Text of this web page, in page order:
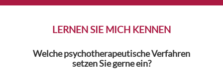
LERNEN SIE MICH KENNEN
Welche psychotherapeutische Verfahren
setzen Sie gerne ein?